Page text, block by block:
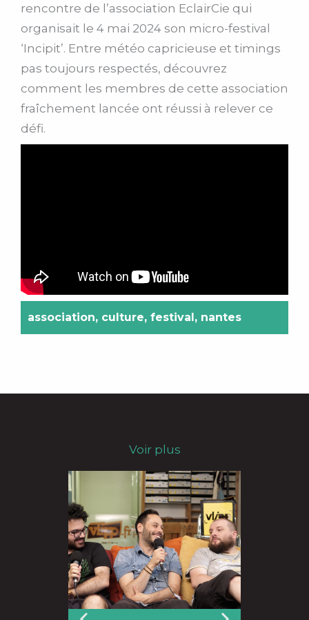
rencontre de l’association EclairCie qui
organisait le 4 mai 2024 son micro-festival
‘Incipit’. Entre météo capricieuse et timings
pas toujours respectés, découvrez
comment les membres de cette association
fraîchement lancée ont réussi à relever ce
défi.
association, culture, festival , nantes
Voir plus